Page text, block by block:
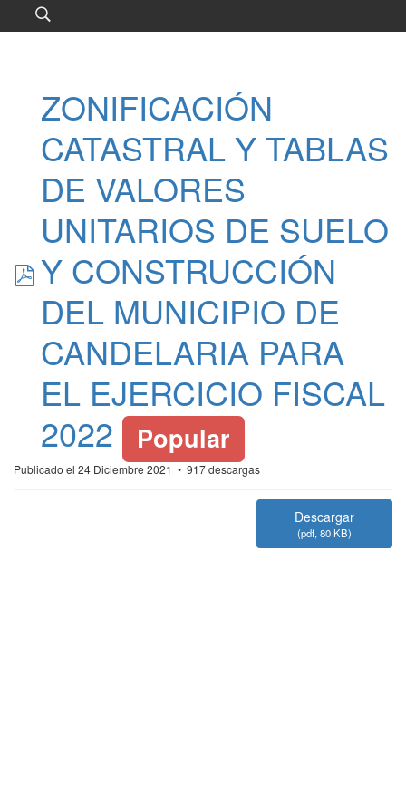
pdf
ZONIFICACIÓN
CATASTRAL Y TABLAS
DE VALORES
UNITARIOS DE SUELO
Y CONSTRUCCIÓN
DEL MUNICIPIO DE
CANDELARIA PARA
EL EJERCICIO FISCAL
2022
Popular
Publicado el 24 Diciembre 2021 917 descargas
Descargar
(pdf, 80 KB)